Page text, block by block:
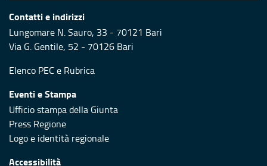
Contatti e indirizzi
Lungomare N. Sauro, 33 - 70121 Bari
Via G. Gentile, 52 - 70126 Bari
Elenco PEC e Rubrica
Eventi e Stampa
Ufficio stampa della Giunta
Press Regione
Logo e identità regionale
Accessibilità